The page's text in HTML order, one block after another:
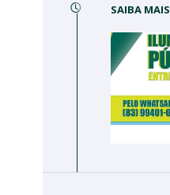
SAIBA MAIS